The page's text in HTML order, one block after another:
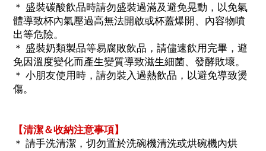
＊ 盛裝碳酸飲品時請勿盛裝過滿及避免晃動，以免氣
體導致杯內氣壓過高無法開啟或杯蓋爆開、內容物噴
出等危險。
＊ 盛裝奶類製品等易腐敗飲品，請儘速飲用完畢，避
免因溫度變化而產生變質導致滋生細菌、發酵敗壞。
＊ 小朋友使用時，請勿裝入過熱飲品，以避免導致燙
傷。
【清潔＆收納注意事項】
＊ 請手洗清潔，切勿置於洗碗機清洗或烘碗機內烘